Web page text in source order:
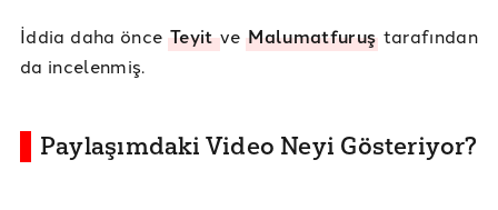
İddia daha önce TeyitveMalumatfuruş tarafından
da incelenmiş.
Paylaşımdaki Video Neyi Gösteriyor?